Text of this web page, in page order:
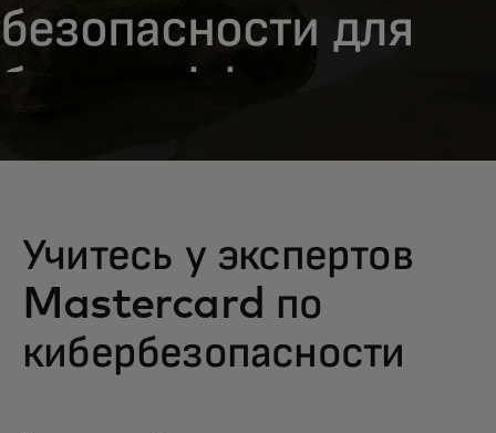
безопасности для
более эффективного
Учитесь у экспертов
Mastercard по
кибербезопасности